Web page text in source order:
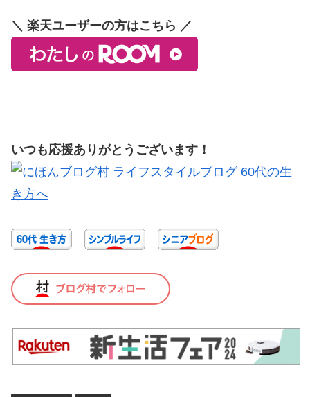
＼ 楽天ユーザーの方はこちら ／
いつも応援ありがとうございます！